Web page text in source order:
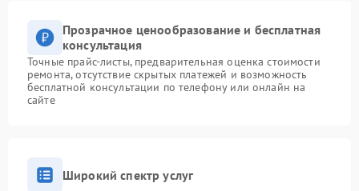
Прозрачное ценообразование и бесплатная
консультация
Точные прайс-листы, предварительная оценка стоимости
ремонта, отсутствие скрытых платежей и возможность
бесплатной консультации по телефону или онлайн на
сайте
Широкий спектр услуг